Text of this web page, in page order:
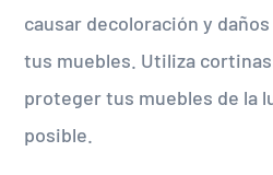
causar decoloración y
tus muebles. Utiliza
proteger tus muebles de la
posible.